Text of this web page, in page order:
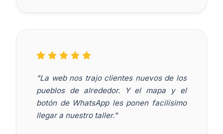
"La web nos trajo clientes nuevos de los
pueblos de alrededor. Y el mapa y el
botón de WhatsApp les ponen facilísimo
llegar a nuestro taller."